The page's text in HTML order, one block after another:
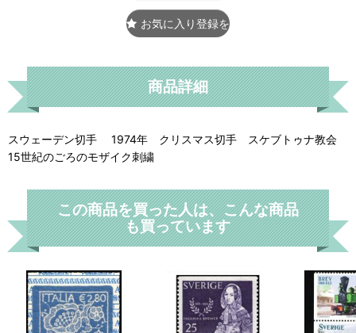
お気に入り登録をする
商品詳細
スウェーデン切手 1974年 クリスマス切手 スケブトゥナ教会
15世紀のごろのモザイク刺繍
この商品を買った人は、こんな商品
も買っています